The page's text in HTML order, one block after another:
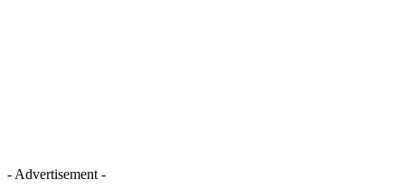
- Advertisement -